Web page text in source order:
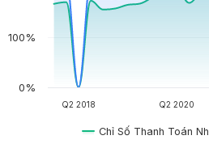
Chỉ Số Thanh Toán
Q2 2018 Q2 2020
0%
100%